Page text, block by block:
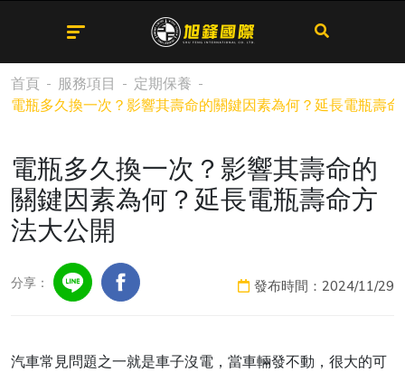
首頁 服務項目
定期保養
電瓶多久換一次？影響其壽命的關鍵因素為何？延長電瓶壽
電瓶多久換一次？影響其壽命的
關鍵因素為何？延長電瓶壽命方
法大公開
分享： 發布時間：2024/11/29
汽車常見問題之一就是車子沒電，當車輛發不動，很大的可